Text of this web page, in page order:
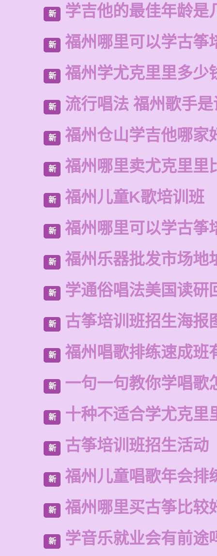
新 学吉他的最佳年龄是
新 福州哪里可以学古筝
新 福州学尤克里里多少
新 流行唱法 福州歌手
新 福州仓山学吉他哪家
新 福州哪里卖尤克里里
新 福州儿童K歌培训班
新 福州哪里可以学古筝
新 福州乐器批发市场地
新 学通俗唱法美国读研
新 古筝培训班招生海报
新 福州唱歌排练速成班
新 一句一句教你学唱歌
新 十种不适合学尤克里
新 古筝培训班招生活动
新 福州儿童唱歌年会排
新 福州哪里买古筝比较
新 学音乐就业会有前途